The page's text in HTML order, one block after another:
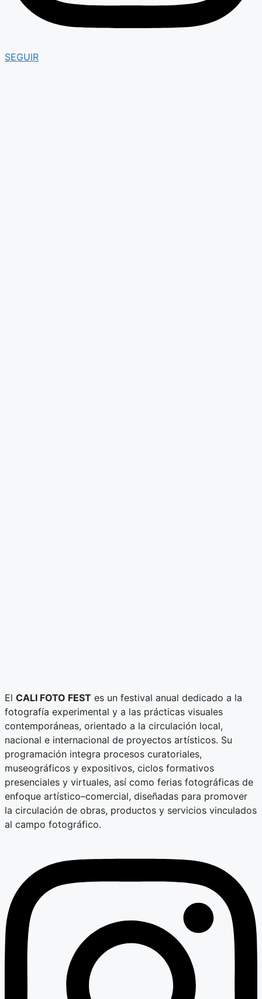
SEGUIR
El CALI FOTO FEST es un festival anual dedicado a la
fotografía experimental y a las prácticas visuales
contemporáneas, orientado a la circulación local,
nacional e internacional de proyectos artísticos. Su
programación integra procesos curatoriales,
museográficos y expositivos, ciclos formativos
presenciales y virtuales, así como ferias fotográficas de
enfoque artístico–comercial, diseñadas para promover
la circulación de obras, productos y servicios vinculados
al campo fotográfico.